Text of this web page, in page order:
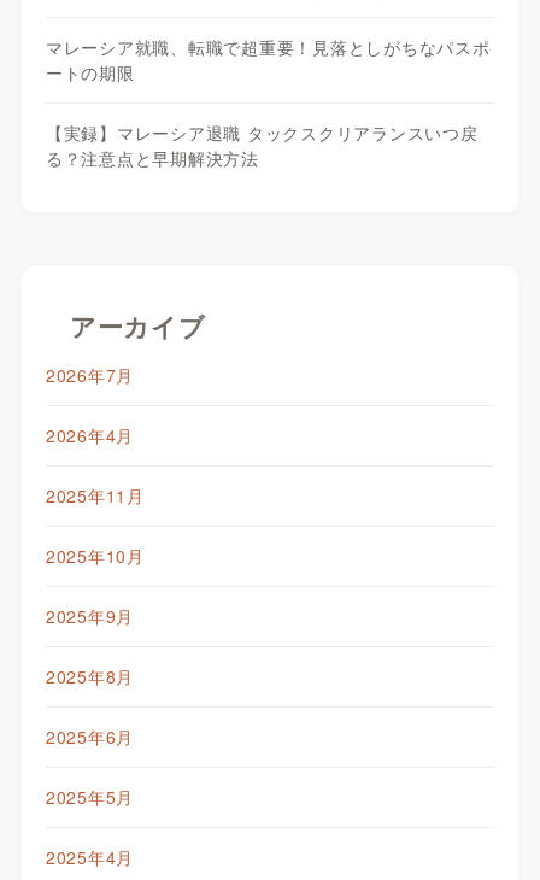
マレーシア就職、転職で超重要！見落としがちなパスポ
ートの期限
【実録】マレーシア退職 タックスクリアランスいつ戻
る？注意点と早期解決方法
アーカイブ
2026年7月
2026年4月
2025年11月
2025年10月
2025年9月
2025年8月
2025年6月
2025年5月
2025年4月